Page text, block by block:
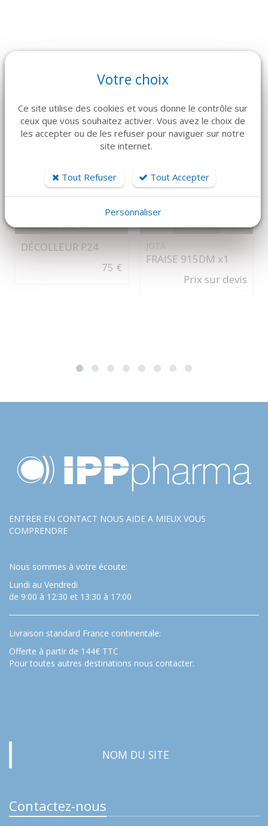
Dans la même famille de produits, découvrez également ces
DÉTAILS
DÉCOLLEUR P24
75 €
DÉTAILS
JOTA
FRAISE 915DM x1
Prix sur devis
ENTRER EN CONTACT NOUS AIDE A MIEUX VOUS
COMPRENDRE
Nous sommes à votre écoute:
Lundi au Vendredi
de 9:00 à 12:30 et 13:30 à 17:00
Livraison standard France continentale:
Offerte à partir de 144€ TTC
Pour toutes autres destinations nous contacter.
…
NOM DU SITE
Contactez-nous
Votre choix
Ce site utilise des cookies et vous donne le contrôle sur
ceux que vous souhaitez activer. Vous avez le choix de
les accepter ou de les refuser pour naviguer sur notre
site internet.
Tout Refuser Tout Accepter
Personnaliser